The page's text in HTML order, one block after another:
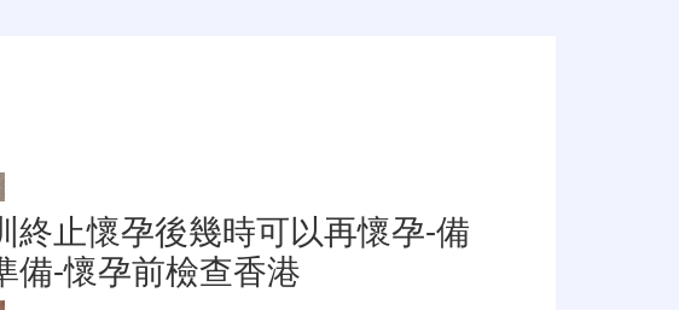
終止懷孕後幾時可以再懷孕-備
備-懷孕前檢查香港